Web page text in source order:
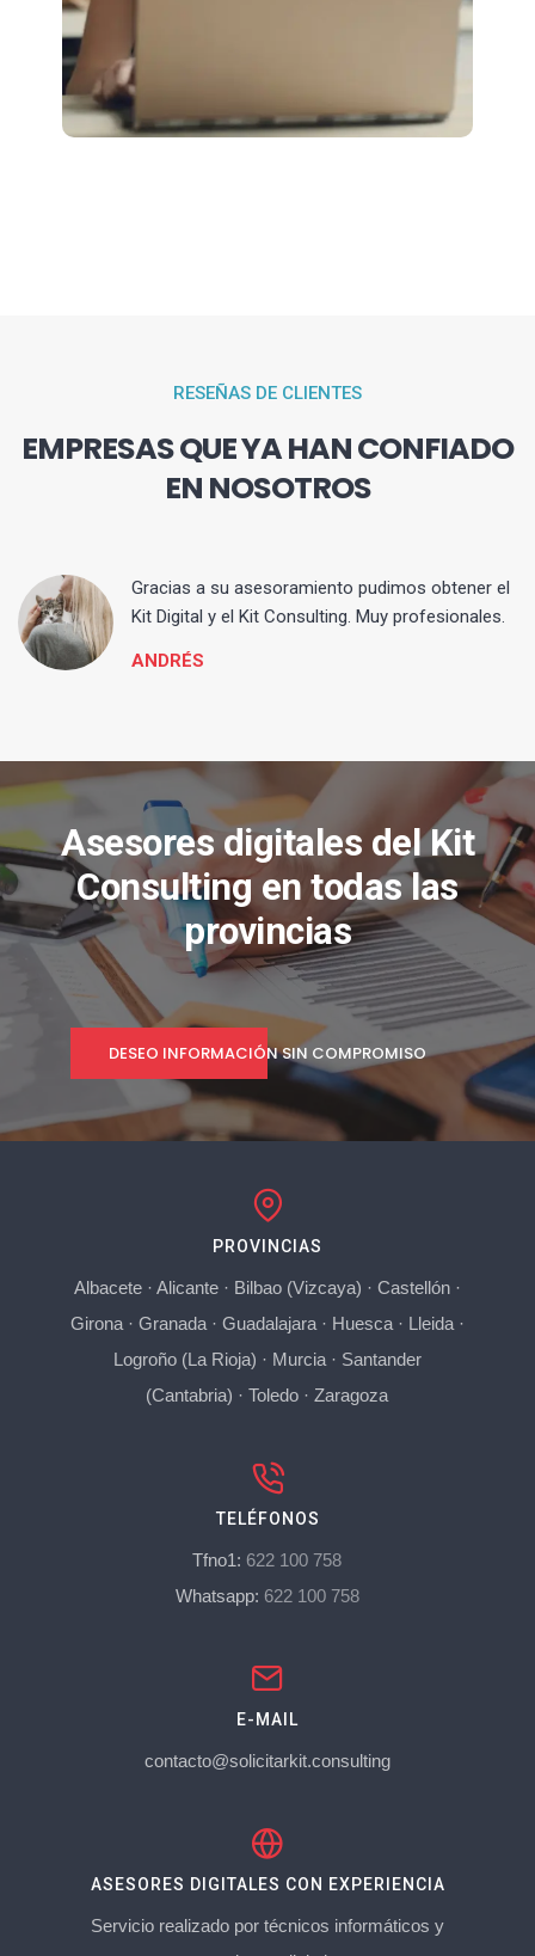
RESEÑAS DE CLIENTES
EMPRESAS QUE YA HAN CONFIADO
EN NOSOTROS
Gracias a su asesoramiento pudimos obtener el
Kit Digital y el Kit Consulting. Muy profesionales.
ANDRÉS
Asesores digitales del Kit
Consulting en todas las
provincias
DESEO INFORMACIÓN SIN COMPROMISO
PROVINCIAS
Albacete· Alicante· Bilbao (Vizcaya) · Castellón·
Girona· Granada· Guadalajara· Huesca· Lleida·
Logroño (La Rioja) · Murcia· Santander
(Cantabria) ·Toledo ·Zaragoza
TELÉFONOS
Tfno1: 622 100 758
Whatsapp: 622 100 758
E-MAIL
contacto@solicitarkit.consulting
ASESORES DIGITALES CON EXPERIENCIA
Servicio realizado por técnicos informáticos y